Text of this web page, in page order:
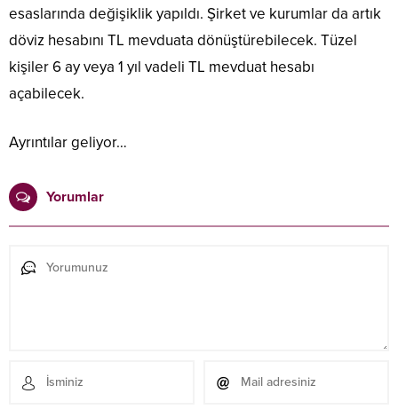
esaslarında değişiklik yapıldı. Şirket ve kurumlar da artık
döviz hesabını TL mevduata dönüştürebilecek. Tüzel
kişiler 6 ay veya 1 yıl vadeli TL mevduat hesabı
açabilecek.
Ayrıntılar geliyor…
Yorumlar